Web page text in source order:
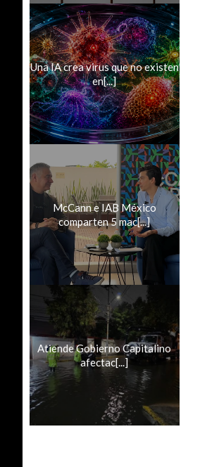
Una IA crea virus que no existen
en[...]
McCann e IAB México
comparten 5 mac[...]
Atiende Gobierno Capitalino
afectac[...]